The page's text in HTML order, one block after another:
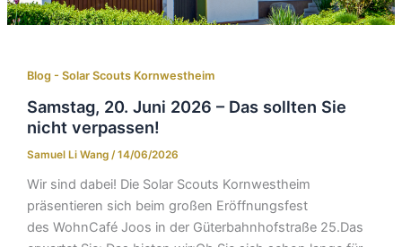
Blog - Solar Scouts Kornwestheim​
Samstag, 20. Juni 2026 – Das sollten Sie
nicht verpassen!
Samuel Li Wang /14/06/2026
Wir sind dabei! Die Solar Scouts Kornwestheim
präsentieren sich beim großen Eröffnungsfest
des WohnCafé Joos in der Güterbahnhofstraße 25.Das